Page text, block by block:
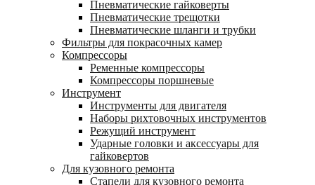
Пневматические гайковерты
Пневматические трещотки
Пневматические шланги и трубки
Фильтры для покрасочных камер
Компрессоры
Ременные компрессоры
Компрессоры поршневые
Инструмент
Инструменты для двигателя
Наборы рихтовочных инструментов
Режущий инструмент
Ударные головки и аксессуары для
гайковертов
Для кузовного ремонта
Стапели для кузовного ремонта